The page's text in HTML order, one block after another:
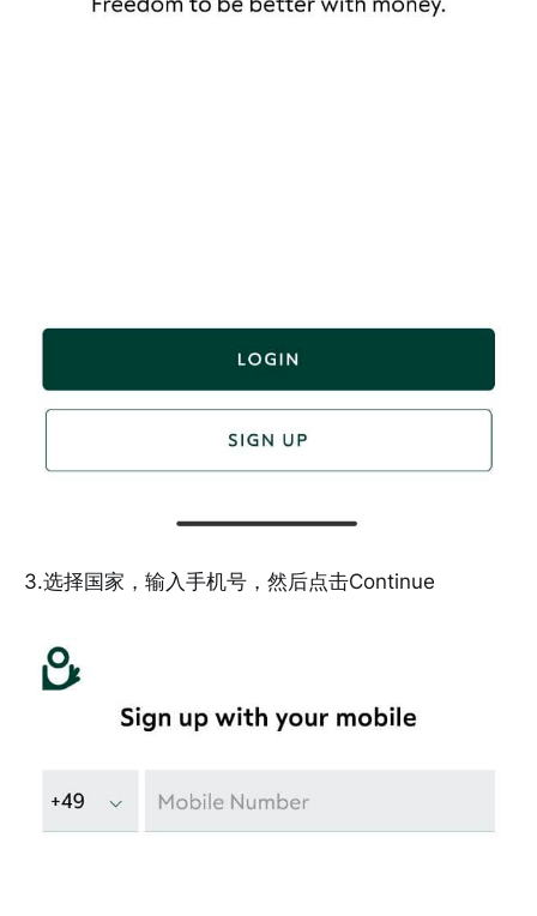
3.选择国家，输入手机号，然后点击Continue